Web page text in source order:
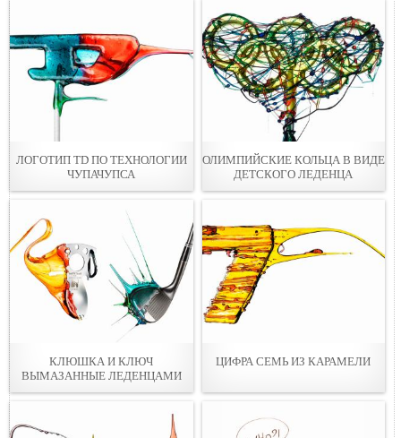
ЛОГОТИП TD ПО ТЕХНОЛОГИИ
ЧУПАЧУПСА
ОЛИМПИЙСКИЕ КОЛЬЦА В ВИДЕ
ДЕТСКОГО ЛЕДЕНЦА
КЛЮШКА И КЛЮЧ
ВЫМАЗАННЫЕ ЛЕДЕНЦАМИ
ЦИФРА СЕМЬ ИЗ КАРАМЕЛИ